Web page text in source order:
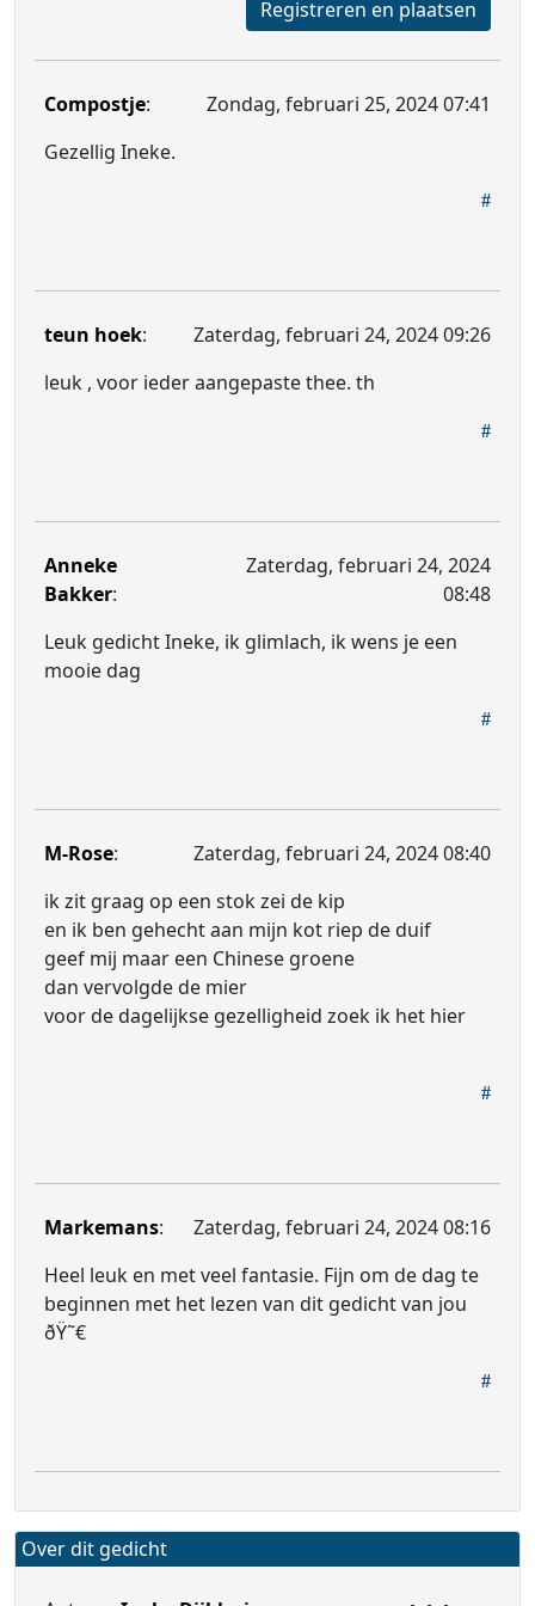
Registreren en plaatsen
Compostje:
Zondag, februari 25, 2024 07:41
Gezellig Ineke.
teun hoek:
Zaterdag, februari 24, 2024 09:26
leuk , voor ieder aangepaste thee. th
Anneke
Bakker:
Zaterdag, februari 24, 2024
08:48
Leuk gedicht Ineke, ik glimlach, ik wens je een
mooie dag
M-Rose:
Zaterdag, februari 24, 2024 08:40
ik zit graag op een stok zei de kip
en ik ben gehecht aan mijn kot riep de duif
geef mij maar een Chinese groene
dan vervolgde de mier
voor de dagelijkse gezelligheid zoek ik het hier
Markemans:
Zaterdag, februari 24, 2024 08:16
Heel leuk en met veel fantasie. Fijn om de dag te
beginnen met het lezen van dit gedicht van jou
ðŸ˜€
Over dit gedicht